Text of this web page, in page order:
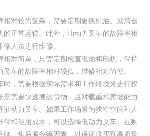
相对较为复杂，需要定期更换机油、滤清器
的正常运转。此外，油动力叉车的故障率相
人员进行维修。
相对简单，只需定期检查电池和电机，保持
车的故障率相对较低，维修相对简便。
时，需要根据实际需求和工作环境来进行权
景需要快速搬运货物，且对载重和爬坡能力
油动力叉车。如果工作场景为狭窄空间和人
保和使用成本，可以选择电动力叉车。在购